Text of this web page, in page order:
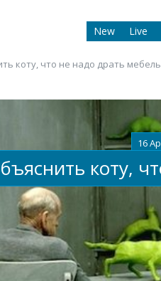
New Live
коту, что не надо драть мебель
16
коту,